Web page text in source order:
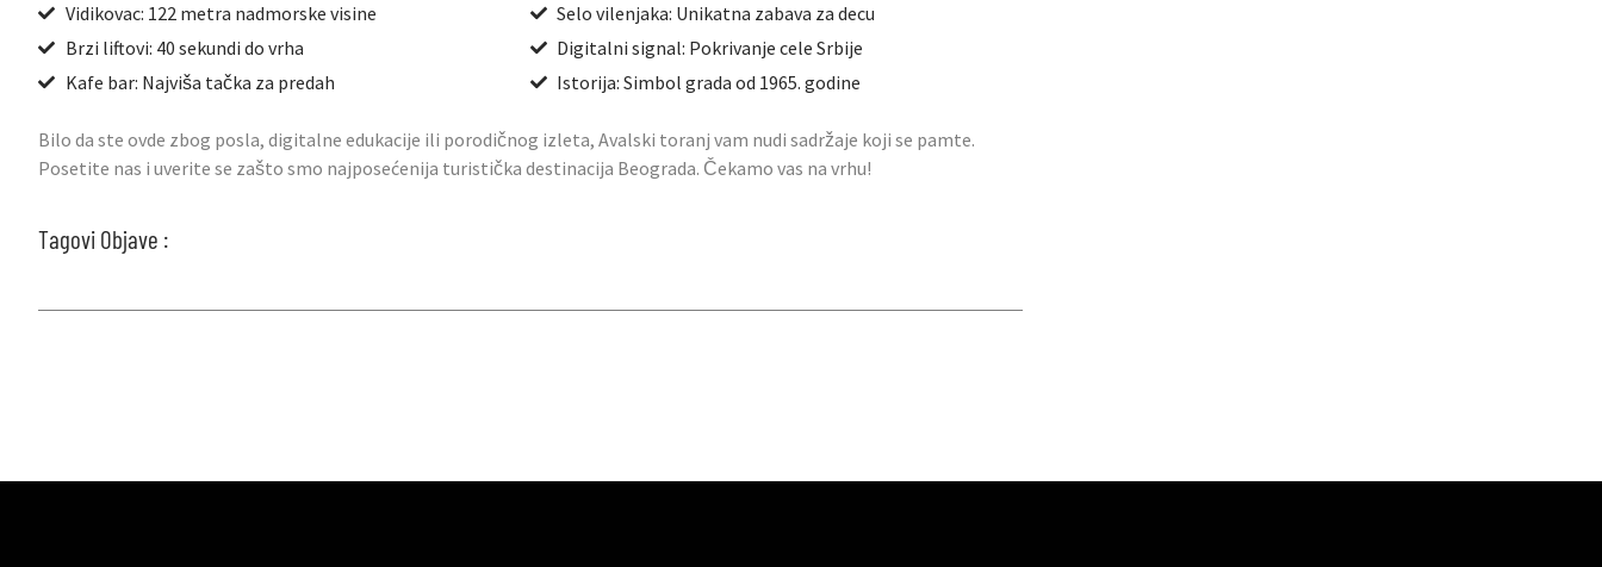
Vidikovac: 122 metra nadmorske visine
Brzi liftovi: 40 sekundi do vrha
Kafe bar: Najviša tačka za predah
Selo vilenjaka: Unikatna zabava za decu
Digitalni signal: Pokrivanje cele Srbije
Istorija: Simbol grada od 1965. godine
Bilo da ste ovde zbog posla, digitalne edukacije ili porodičnog izleta, Avalski toranj vam nudi sadržaje koji se pamte.
Posetite nas i uverite se zašto smo najposećenija turistička destinacija Beograda. Čekamo vas na vrhu!
Tagovi Objave :